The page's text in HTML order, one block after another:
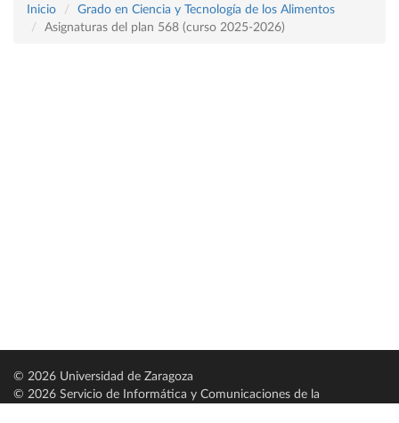
Inicio
Grado en Ciencia y Tecnología de los Alimentos
Asignaturas del plan 568 (curso 2025-2026)
© 2026 Universidad de Zaragoza
© 2026 Servicio de Informática y Comunicaciones de la